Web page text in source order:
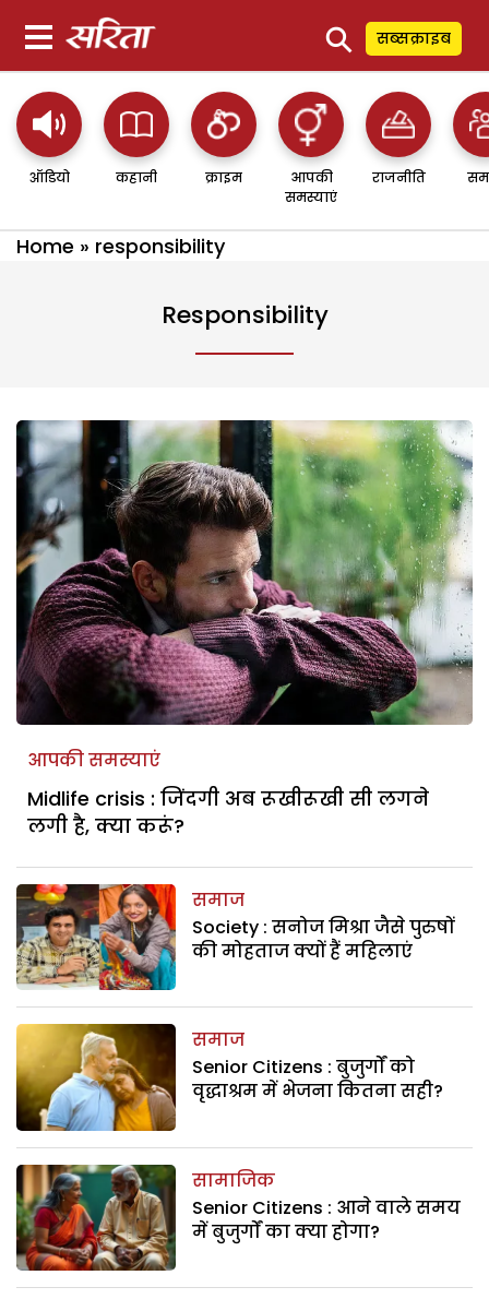
⚲ सब्सक्राइब
ऑडियो कहानी क्राइम
आपकी
समस्याएं
राजनीति
Home » responsibility
Responsibility
आपकी समस्याएं
Midlife crisis : जिंदगी अब रूखीरूखी सी लगने
लगी है, क्या करूं?
समाज
Society : सनोज मिश्रा जैसे पुरुषों
की मोहताज क्यों हैं महिलाएं
समाज
Senior Citizens : बुजुर्गों को
वृद्धाश्रम में भेजना कितना सही?
सामाजिक
Senior Citizens : आने वाले समय
में बुजुर्गों का क्या होगा?